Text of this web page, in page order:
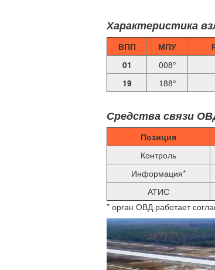
Характеристика
ВПП МПУ
01
008°
19
188°
Средства связи
Позиция
Контроль
Информация*
АТИС
* орган ОВД работает